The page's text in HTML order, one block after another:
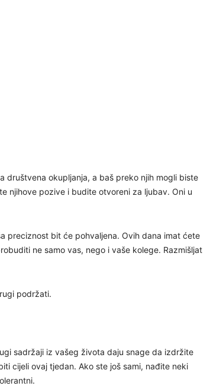
društvena okupljanja, a baš preko njih mogli biste
njihove pozive i budite otvoreni za ljubav. Oni u
preciznost bit će pohvaljena. Ovih dana imat ćete
ne samo vas, nego i vaše kolege. Razmišljat
podržati.
sadržaji iz vašeg života daju snage da izdržite
cijeli ovaj tjedan. Ako ste još sami, nađite neki